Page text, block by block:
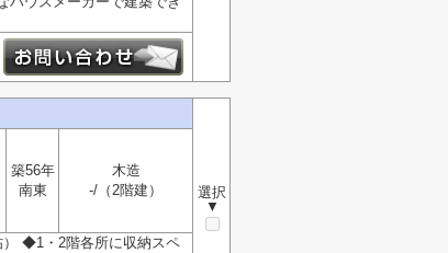
選択
▼
築56年
南東
木造
-/（2階建）
◆1・2階各所に収納スペ